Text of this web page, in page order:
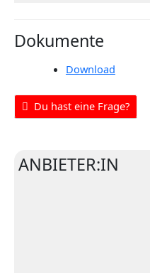
Dokumente
Download
Du hast eine Frage?
ANBIETER:IN